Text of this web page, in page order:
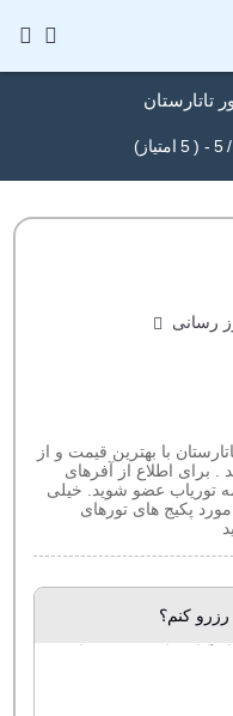
تاتارستان
/
5
- (
5 امتیاز)
رسانی
با بهترین قیمت و از
. برای اطلاع از آفرهای
توریاب عضو شوید. خیلی
پکیج های تورهای
رزرو کنم؟